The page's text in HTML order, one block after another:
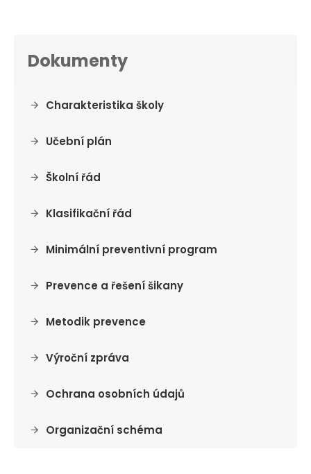
Dokumenty
Charakteristika školy
Učební plán
Školní řád
Klasifikační řád
Minimální preventivní program
Prevence a řešení šikany
Metodik prevence
Výroční zpráva
Ochrana osobních údajů
Organizační schéma